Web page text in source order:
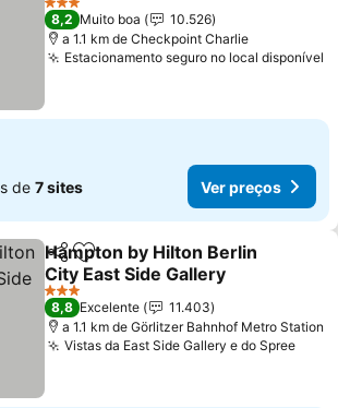
3 Estrelas
8,2 Muito boa
10.526
a 1.1 km de Checkpoint Charlie
Estacionamento seguro no local disponível
de 7 sites Ver preços
PartilharAdicionar aos favoritos
Hampton by Hilton Berlin
City East Side Gallery
3 Estrelas
8,8 Excelente
11.403
a 1.1 km de Görlitzer Bahnhof Metro Station
Vistas da East Side Gallery e do Spree